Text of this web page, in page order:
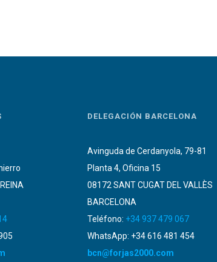
DELEGACIÓN BARCELONA
Avinguda de Cerdanyola, 79-81
Planta 4, Oficina 15
08172 SANT CUGAT DEL VALLÈS
BARCELONA
Teléfono: +34 937 479 067
WhatsApp: +34 616 481 454
bcn@forjas2000.com